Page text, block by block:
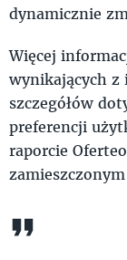
dynamicznie
Więcej
wynikających z
szczegółów
preferencji
raporcie